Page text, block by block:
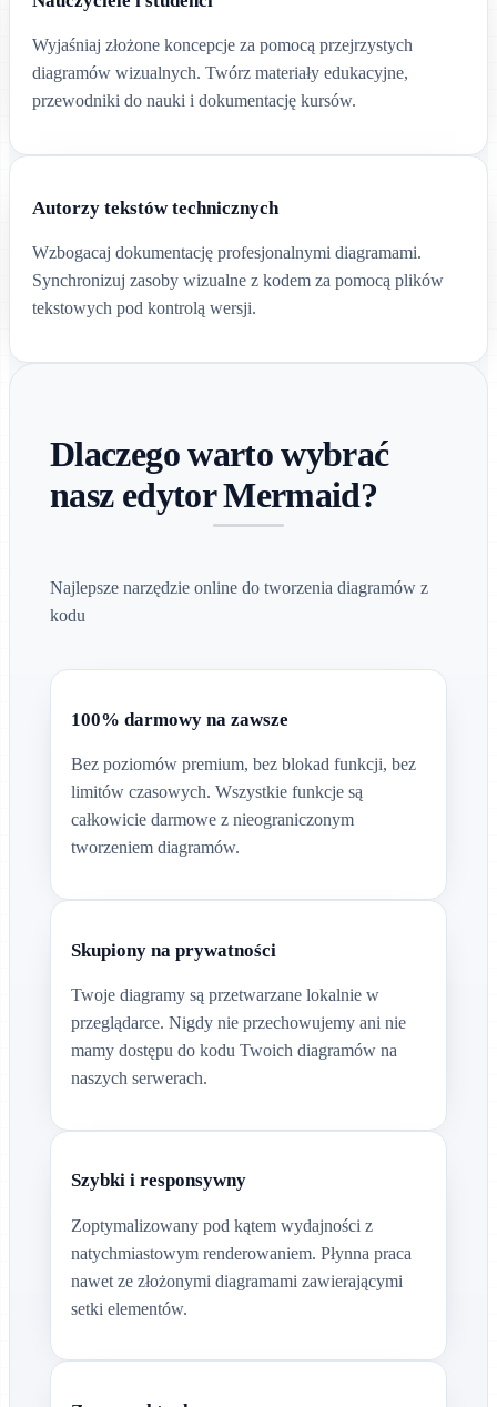
Wyjaśniaj złożone koncepcje za pomocą przejrzystych
diagramów wizualnych. Twórz materiały edukacyjne,
przewodniki do nauki i dokumentację kursów.
Autorzy tekstów technicznych
Wzbogacaj dokumentację profesjonalnymi diagramami.
Synchronizuj zasoby wizualne z kodem za pomocą plików
tekstowych pod kontrolą wersji.
Dlaczego warto wybrać
nasz edytor Mermaid?
Najlepsze narzędzie online do tworzenia diagramów z
kodu
100% darmowy na zawsze
Bez poziomów premium, bez blokad funkcji, bez
limitów czasowych. Wszystkie funkcje są
całkowicie darmowe z nieograniczonym
tworzeniem diagramów.
Skupiony na prywatności
Twoje diagramy są przetwarzane lokalnie w
przeglądarce. Nigdy nie przechowujemy ani nie
mamy dostępu do kodu Twoich diagramów na
naszych serwerach.
Szybki i responsywny
Zoptymalizowany pod kątem wydajności z
natychmiastowym renderowaniem. Płynna praca
nawet ze złożonymi diagramami zawierającymi
setki elementów.